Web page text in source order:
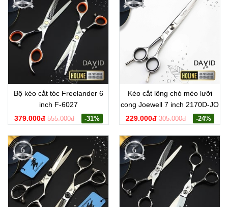
Bộ kéo cắt tóc Freelander 6
inch F-6027
379.000đ 555.000đ -31%
Kéo cắt lông chó mèo lưỡi
cong Joewell 7 inch 2170D-JO
229.000đ 305.000đ -24%